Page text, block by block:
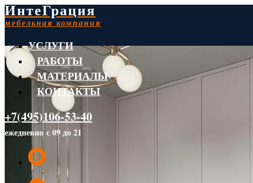
ИнтеГрация
мебельная компания
УСЛУГИ
РАБОТЫ
МАТЕРИАЛЫ
КОНТАКТЫ
+7(495)106-53-40
ежедневно с 09 до 21